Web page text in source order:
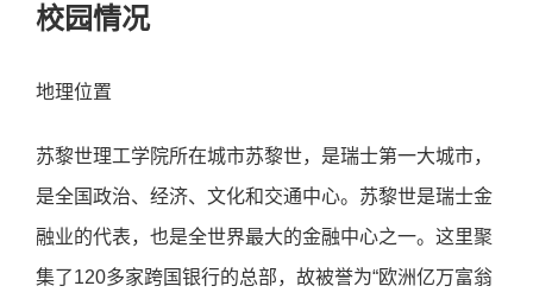
校园情况
地理位置
苏黎世理⼯学院所在城市苏黎世，是瑞⼠第⼀⼤城市，
是全国政治、经济、⽂化和交通中⼼。苏黎世是瑞⼠⾦
融业的代表，也是全世界最⼤的⾦融中⼼之⼀。这⾥聚
集了120多家跨国银⾏的总部，故被誉为“欧洲亿万富翁